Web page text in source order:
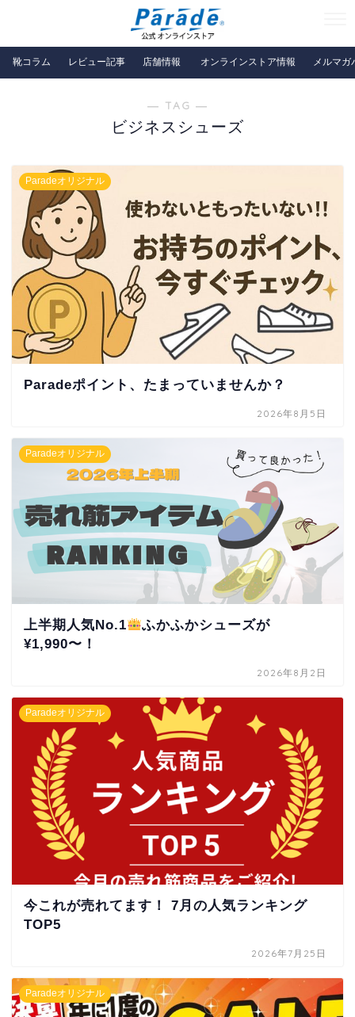
靴コラム レビュー記事 店舗情報 オンラインストア情報 メルマガ
― TAG ―
ビジネスシューズ
Paradeオリジナル
Paradeポイント、たまっていませんか？
2026年8月5日
Paradeオリジナル
上半期人気No.1
ふかふかシューズが
¥1,990〜！
2026年8月2日
Paradeオリジナル
今これが売れてます！ 7月の人気ランキング
TOP5
2026年7月25日
Paradeオリジナル